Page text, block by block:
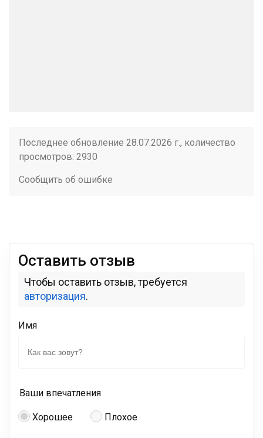
Последнее обновление 28.07.2026 г., количество
просмотров: 2930
Сообщить об ошибке
Оставить отзыв
Чтобы оставить отзыв, требуется
авторизация.
Имя
Ваши впечатления
Хорошее Плохое